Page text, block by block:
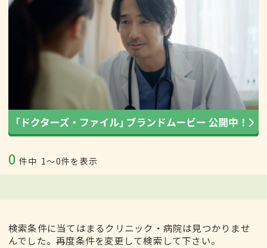
0 件中 1〜0件を表示
検索条件に当てはまるクリニック・病院は見つかりませ
んでした。再度条件を変更して検索して下さい。